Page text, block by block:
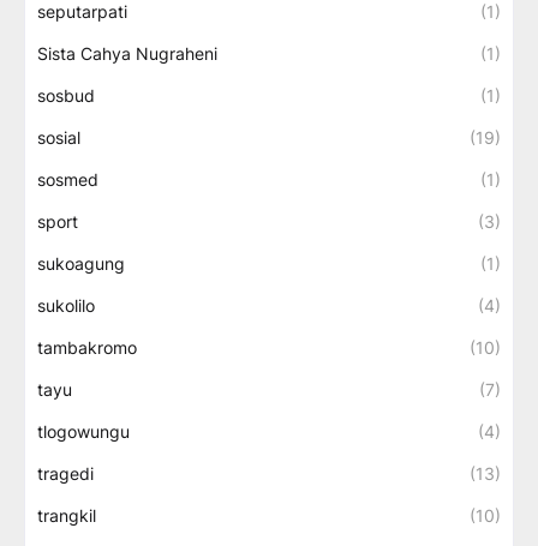
seputarpati (1)
Sista Cahya Nugraheni (1)
sosbud (1)
sosial (19)
sosmed (1)
sport (3)
sukoagung (1)
sukolilo (4)
tambakromo (10)
tayu (7)
tlogowungu (4)
tragedi (13)
trangkil (10)